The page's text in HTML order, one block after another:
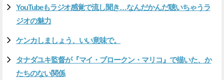
YouTubeもラジオ感覚で流し聞き…なんだかんだ聴いちゃうラ
ジオの魅力
ケンカしましょう、いい意味で。
タナダユキ監督が『マイ・ブロークン・マリコ』で描いた、か
たちのない関係